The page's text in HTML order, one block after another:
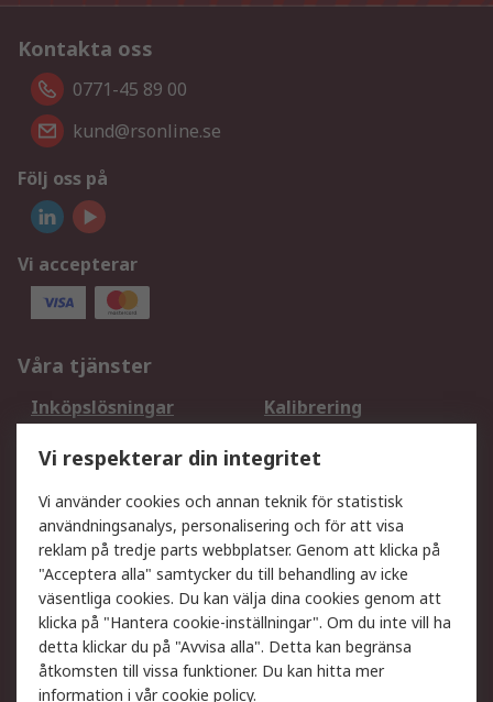
Kontakta oss
0771-45 89 00
kund@rsonline.se
Följ oss på
Vi accepterar
Våra tjänster
Inköpslösningar
Kalibrering
DesignSpark
Teknisk Support
Ditt lokala säljteam
Exportlösningar
Support
Få hjälp
Retur av varor
Leverans
Spåra din order
Begär en fakturakopi
Fördelar med RS-konto
Betalningsalternativ
Vi respekterar din integritet
Vi använder cookies och annan teknik för statistisk
användningsanalys, personalisering och för att visa
reklam på tredje parts webbplatser. Genom att klicka på
"Acceptera alla" samtycker du till behandling av icke
väsentliga cookies. Du kan välja dina cookies genom att
klicka på "Hantera cookie-inställningar". Om du inte vill ha
detta klickar du på "Avvisa alla". Detta kan begränsa
åtkomsten till vissa funktioner. Du kan hitta mer
information i vårcookie policy.